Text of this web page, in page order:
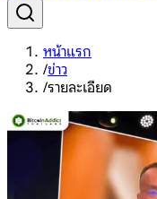
หน้าแรก
/ข่าว
/รายละเอียด